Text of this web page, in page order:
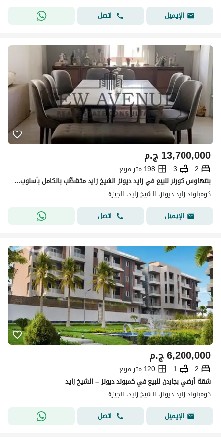
الإيميل
اتصل
ج.م13,700,000
2
3
198 متر مربع
بنتهاوس كورنر للبيع في زايد ديونز الشيخ زايد متشطّب بالكامل بأسلوب فاخر 2 غرف نوم 3 حمامات ريسبشن واسع روف 80م مفتوح موقع مميز
كومباوند زايد ديونز، الشيخ زايد، الجيزة
الإيميل
اتصل
ج.م6,200,000
2
1
120 متر مربع
شقة أرضي بجاردن للبيع في كمبوند ديونز – الشيخ زايد
كومباوند زايد ديونز، الشيخ زايد، الجيزة
الإيميل
اتصل